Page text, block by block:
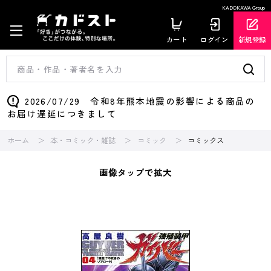
KADOKAWA Group
カート ログイン 新規登録
2026/07/29 令和8年熊本地震の影響による商品の
お届け遅延につきまして
ホーム 本・コミック・雑誌 コミック コミックス
画像タップで拡大